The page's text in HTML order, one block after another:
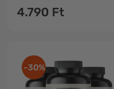
4.790 Ft
-30%